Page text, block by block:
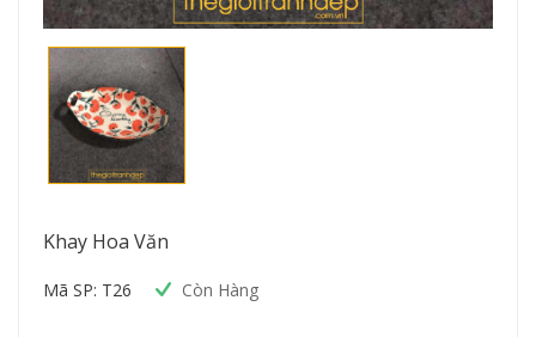
Khay Hoa Văn
Mã SP: T26 Còn Hàng